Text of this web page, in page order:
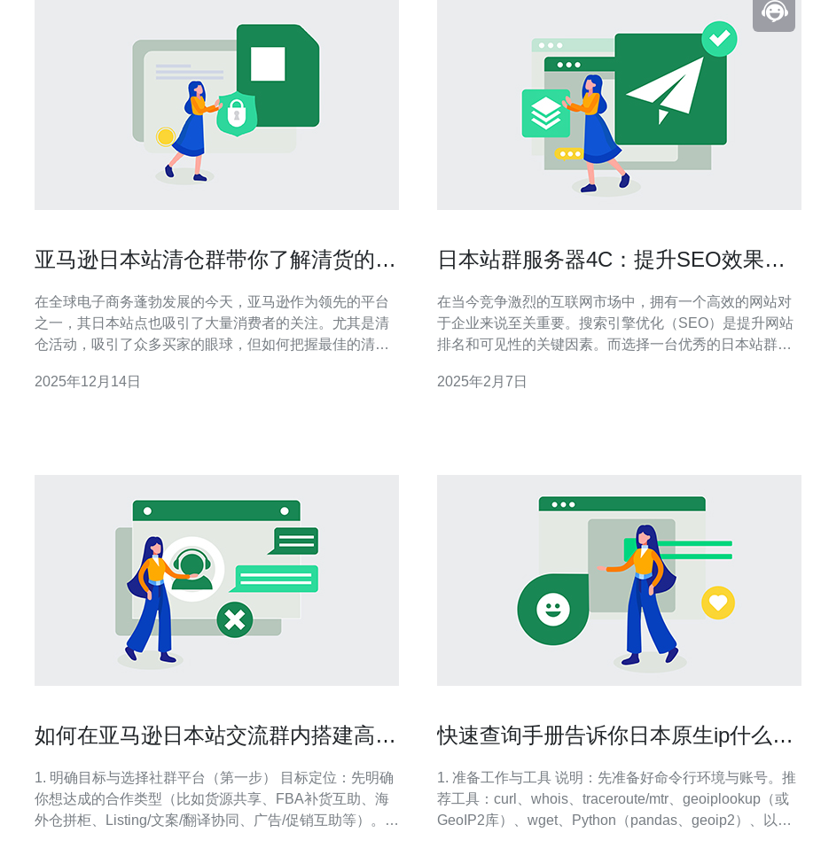
亚马逊日本站清仓群带你了解清货的最
在全球电子商务蓬勃发展的今天，亚马逊作为领先的平台
之一，其日本站点也吸引了大量消费者的关注。尤其是清
仓活动，吸引了众多买家的眼球，但如何把握最佳的清货
多个方面进行深入探讨。 首先，了解亚马逊日本站的清仓
2025年12月14日
日本站群服务器4C：提升SEO效果的
在当今竞争激烈的互联网市场中，拥有一个高效的网站对
于企业来说至关重要。搜索引擎优化（SEO）是提升网站
排名和可见性的关键因素。而选择一台优秀的日本站群服
是一种特殊的服务器，它允许用户创建和管理多个网站，
2025年2月7日
如何在亚马逊日本站交流群内搭建高信
1. 明确目标与选择社群平台（第一步） 目标定位：先明确
你想达成的合作类型（比如货源共享、FBA补货互助、海
外仓拼柜、Listing/文案/翻译协同、广告/促销互助等）。每
快速查询手册告诉你日本原生ip什么开
1. 准备工作与工具 说明：先准备好命令行环境与账号。推
荐工具：curl、whois、traceroute/mtr、geoiplookup（或
GeoIP2库）、wget、Python（pandas、geoip2）、以及